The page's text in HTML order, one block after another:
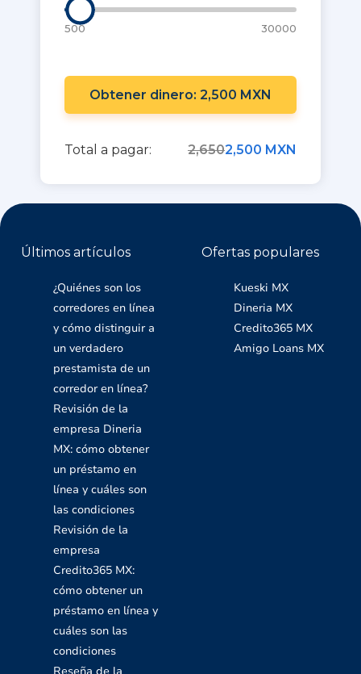
500 30000
Obtener dinero: 2,500 MXN
Total a pagar: 2,6502,500 MXN
Últimos artículos
¿Quiénes son los
corredores en línea
y cómo distinguir a
un verdadero
prestamista de un
corredor en línea?
Revisión de la
empresa Dineria
MX: cómo obtener
un préstamo en
línea y cuáles son
las condiciones
Revisión de la
empresa
Credito365 MX:
cómo obtener un
préstamo en línea y
cuáles son las
condiciones
Ofertas populares
Kueski MX
Dineria MX
Credito365 MX
Amigo Loans MX